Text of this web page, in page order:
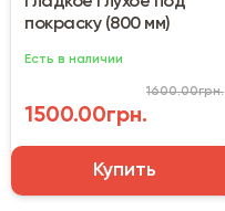
покраску (800 мм)
Есть в наличии
1500.00грн.
1600.00грн.
Купить